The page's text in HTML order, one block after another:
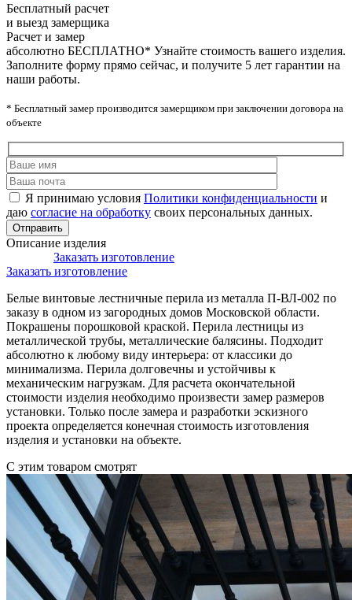
Бесплатный расчет
и выезд замерщика
Расчет и замер
абсолютно БЕСПЛАТНО* Узнайте стоимость вашего изделия.
Заполните форму прямо сейчас, и получите 5 лет гарантии на
наши работы.
* Бесплатный замер производится замерщиком при заключении договора на
объекте
Я принимаю условия Политики конфиденциальности и
даю согласие на обработку своих персональных данных.
Описание изделия
Заказать изготовление
Заказать изготовление
Белые винтовые лестничные перила из металла П-ВЛ-002 по
заказу в одном из загородных домов Московской области.
Покрашены порошковой краской. Перила лестницы из
металлической трубы, металлические балясины. Подходит
абсолютно к любому виду интерьера: от классики до
минимализма. Перила долговечны и устойчивы к
механическим нагрузкам. Для расчета окончательной
стоимости изделия необходимо произвести замер размеров
установки. Только после замера и разработки эскизного
проекта определяется конечная стоимость изготовления
изделия и установки на объекте.
С этим товаром смотрят